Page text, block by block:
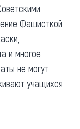
Фашисткой
и многое
не могут
учащихся